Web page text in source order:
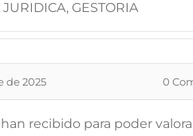
GESTORIA
de 2025 0
recibido para poder